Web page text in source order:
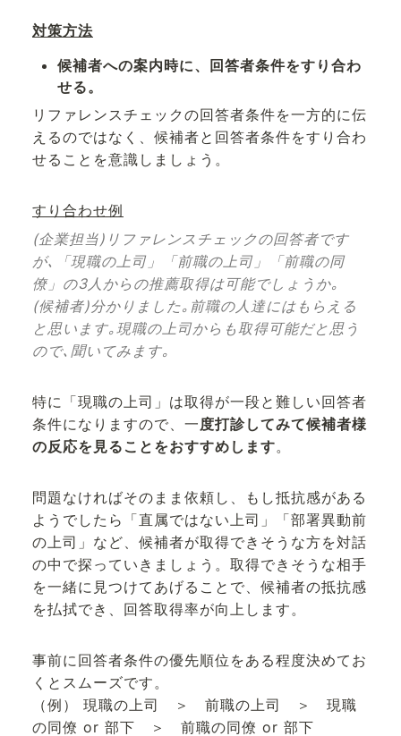
対策方法
候補者への案内時に、回答者条件をすり合わ
せる。
リファレンスチェックの回答者条件を一方的に伝
えるのではなく、候補者と回答者条件をすり合わ
せることを意識しましょう。
すり合わせ例
(企業担当)リファレンスチェックの回答者です
が､「現職の上司」「前職の上司」「前職の同
僚」の3人からの推薦取得は可能でしょうか｡
(候補者)分かりました｡前職の人達にはもらえる
と思います｡現職の上司からも取得可能だと思う
ので､聞いてみます｡
特に「現職の上司」は取得が一段と難しい回答者
条件になりますので、一 度打診してみて候補者様
の反応を見ることをおすすめします。
問題なければそのまま依頼し、もし抵抗感がある
ようでしたら「直属ではない上司」「部署異動前
の上司」など、候補者が取得できそうな方を対話
の中で探っていきましょう。取得できそうな相手
を一緒に見つけてあげることで、候補者の抵抗感
を払拭でき、回答取得率が向上します。
事前に回答者条件の優先順位をある程度決めてお
くとスムーズです。
（例） 現職の上司　＞　前職の上司　＞　現職
の同僚 or 部下　＞　前職の同僚 or 部下